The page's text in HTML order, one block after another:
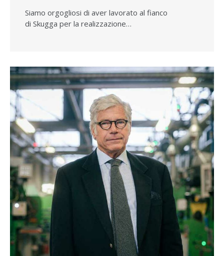
Siamo orgogliosi di aver lavorato al fianco
di Skugga per la realizzazione…